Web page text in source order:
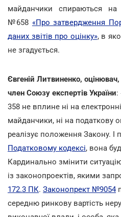
майданчики спираються
№658 «Про затвердження
даних звітів про оцінку», в
не згадується.
Євгеній Литвиненко,
член Союзу експертів України:
358 не вплине ні на
майданчики, ні на податкову
реалізує положення Закону. І
Податковому кодексі, вона
Кардинально змінити
із законопроектів, якими
172.3 ПК. Законопрект №9054
середню ринкову вартість